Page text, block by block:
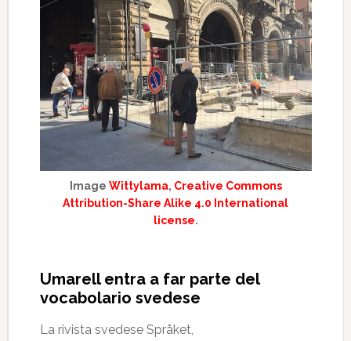
Image Wittylama, Creative Commons
Attribution-Share Alike 4.0 International
license.
Umarell entra a far parte del
vocabolario svedese
La rivista svedese Språket,